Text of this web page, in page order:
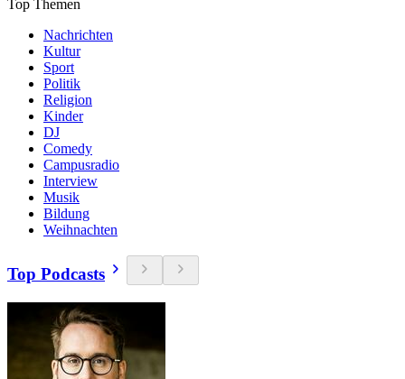
Top Themen
Nachrichten
Kultur
Sport
Politik
Religion
Kinder
DJ
Comedy
Campusradio
Interview
Musik
Bildung
Weihnachten
Top Podcasts